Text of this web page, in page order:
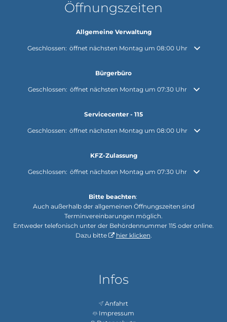
Öffnungszeiten
Allgemeine Verwaltung
Klicken, um weitere Öffnungs- oder Schließzeiten auszublenden
Geschlossen: öffnet nächsten Montag um 08:00 Uhr
Bürgerbüro
Klicken, um weitere Öffnungs- oder Schließzeiten auszublenden
Geschlossen: öffnet nächsten Montag um 07:30 Uhr
Servicecenter - 115
Klicken, um weitere Öffnungs- oder Schließzeiten auszublenden
Geschlossen: öffnet nächsten Montag um 08:00 Uhr
KFZ-Zulassung
Klicken, um weitere Öffnungs- oder Schließzeiten auszublenden
Geschlossen: öffnet nächsten Montag um 07:30 Uhr
Bitte beachten:
Auch außerhalb der allgemeinen Öffnungszeiten sind
Terminvereinbarungen möglich.
Entweder telefonisch unter der Behördennummer 115 oder online.
Dazu bitte
hier klicken.
Infos
Anfahrt
Impressum